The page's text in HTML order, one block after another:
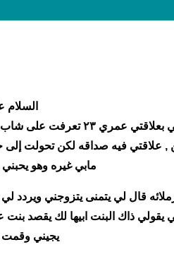
كيف أخبره
السلام
إلى المستشار شيروا علي
, علاقتي فيه صداقه لكن تحولت
مابي غيره وهو
قال لي يتمنى يتزوجني ويردد
يقولي ذاك البنت ابيها لك يقصد
يجيني